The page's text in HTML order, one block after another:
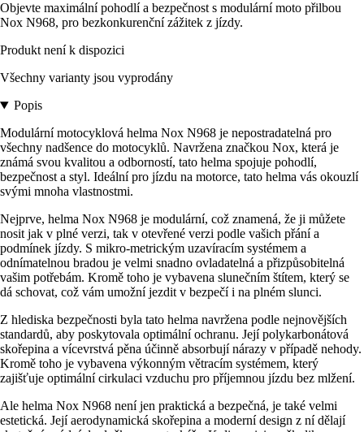
Objevte maximální pohodlí a bezpečnost s modulární moto přilbou
Nox N968, pro bezkonkurenční zážitek z jízdy.
Produkt není k dispozici
Všechny varianty jsou vyprodány
Popis
Modulární motocyklová helma Nox N968 je nepostradatelná pro
všechny nadšence do motocyklů. Navržena značkou Nox, která je
známá svou kvalitou a odborností, tato helma spojuje pohodlí,
bezpečnost a styl. Ideální pro jízdu na motorce, tato helma vás okouzlí
svými mnoha vlastnostmi.
Nejprve, helma Nox N968 je modulární, což znamená, že ji můžete
nosit jak v plné verzi, tak v otevřené verzi podle vašich přání a
podmínek jízdy. S mikro-metrickým uzavíracím systémem a
odnímatelnou bradou je velmi snadno ovladatelná a přizpůsobitelná
vašim potřebám. Kromě toho je vybavena slunečním štítem, který se
dá schovat, což vám umožní jezdit v bezpečí i na plném slunci.
Z hlediska bezpečnosti byla tato helma navržena podle nejnovějších
standardů, aby poskytovala optimální ochranu. Její polykarbonátová
skořepina a vícevrstvá pěna účinně absorbují nárazy v případě nehody.
Kromě toho je vybavena výkonným větracím systémem, který
zajišťuje optimální cirkulaci vzduchu pro příjemnou jízdu bez mlžení.
Ale helma Nox N968 není jen praktická a bezpečná, je také velmi
estetická. Její aerodynamická skořepina a moderní design z ní dělají